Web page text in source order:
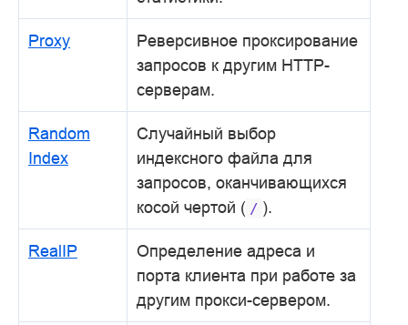
Proxy
Реверсивное проксирование
запросов к другим HTTP-
серверам.
Random
Index
Случайный выбор
индексного файла для
запросов, оканчивающихся
косой чертой ( / ).
RealIP
Определение адреса и
порта клиента при работе за
другим прокси-сервером.